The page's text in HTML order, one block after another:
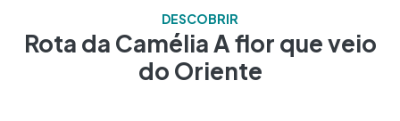
DESCOBRIR
Rota da Camélia A flor que veio
do Oriente